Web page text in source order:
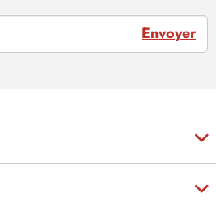
Envoyer